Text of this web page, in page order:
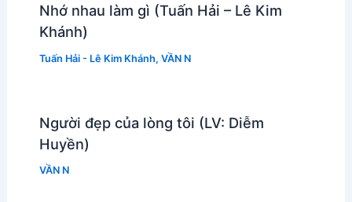
Nhớ nhau làm gì (Tuấn Hải – Lê Kim
Khánh)
Tuấn Hải - Lê Kim Khánh, VẦN N
Người đẹp của lòng tôi (LV: Diễm
Huyền)
VẦN N